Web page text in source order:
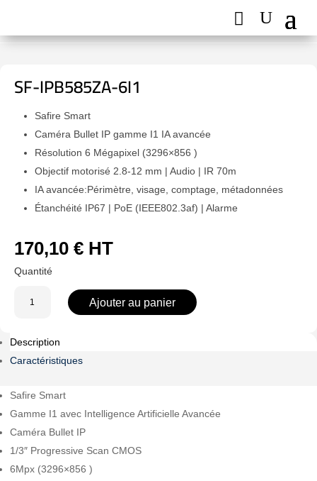
SF-IPB585ZA-6I1
Safire Smart
Caméra Bullet IP gamme I1 IA avancée
Résolution 6 Mégapixel (3296×856 )
Objectif motorisé 2.8-12 mm | Audio | IR 70m
IA avancée:Périmètre, visage, comptage, métadonnées
Étanchéité IP67 | PoE (IEEE802.3af) | Alarme
170,10 € HT
IPB585ZA-
6I1
Ajouter au panier
Description
Caractéristiques
Safire Smart
Gamme I1 avec Intelligence Artificielle Avancée
Caméra Bullet IP
1/3″ Progressive Scan CMOS
6Mpx (3296×856 )